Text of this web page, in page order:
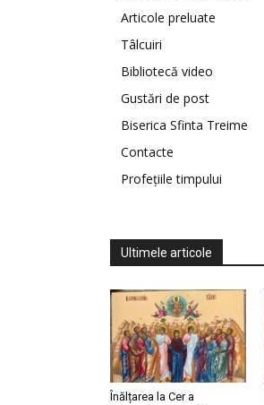
Articole preluate
Tâlcuiri
Bibliotecă video
Gustări de post
Biserica Sfinta Treime
Contacte
Profețiile timpului
Ultimele articole
Înălțarea la Cer a